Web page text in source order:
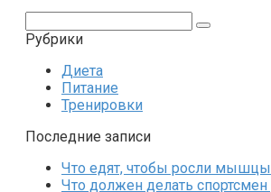
Рубрики
Диета
Питание
Тренировки
Последние записи
Что едят, чтобы росли мышцы
Что должен делать спортсмен